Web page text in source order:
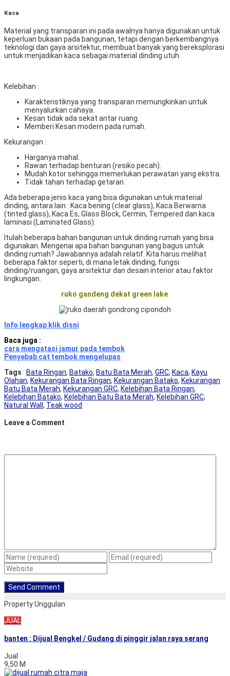
Kaca
Material yang transparan ini pada awalnya hanya digunakan untuk
keperluan bukaan pada bangunan, tetapi dengan berkembangnya
teknologi dan gaya arsitektur, membuat banyak yang bereksplorasi
untuk menjadikan kaca sebagai material dinding utuh.
Kelebihan :
Karakteristiknya yang transparan memungkinkan untuk
menyalurkan cahaya.
Kesan tidak ada sekat antar ruang.
Memberi Kesan modern pada rumah.
Kekurangan :
Harganya mahal.
Rawan terhadap benturan (resiko pecah).
Mudah kotor sehingga memerlukan perawatan yang ekstra.
Tidak tahan terhadap getaran.
Ada beberapa jenis kaca yang bisa digunakan untuk material
dinding, antara lain : Kaca bening (clear glass), Kaca Berwarna
(tinted glass), Kaca Es, Glass Block, Cermin, Tempered dan kaca
laminasi (Laminated Glass).
Itulah beberapa bahan bangunan untuk dinding rumah yang bisa
digunakan. Mengenai apa bahan bangunan yang bagus untuk
dinding rumah? Jawabannya adalah relatif. Kita harus melihat
beberapa faktor seperti, di mana letak dinding, fungsi
dinding/ruangan, gaya arsitektur dan desain interior atau faktor
lingkungan.
ruko gandeng dekat green lake
Info lengkap klik disni
Baca juga :
cara mengatasi jamur pada tembok
Penyebab cat tembok mengelupas
Tags : Bata Ringan, Batako, Batu Bata Merah, GRC, Kaca, Kayu
Olahan, Kekurangan Bata Ringan, Kekurangan Batako, Kekurangan
Batu Bata Merah, Kekurangan GRC, Kelebihan Bata Ringan,
Kelebihan Batako, Kelebihan Batu Bata Merah, Kelebihan GRC,
Natural Wall , Teak wood
Leave a Comment
Property Unggulan
JUAL
banten : Dijual Bengkel / Gudang di pinggir jalan raya serang
Jual
9,50 M